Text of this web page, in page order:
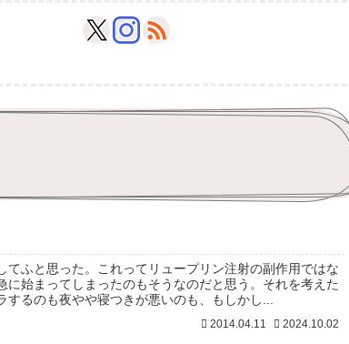
てふと思った。これってリュープリン注射の副作用ではな
に始まってしまったのもそうなのだと思う。それを考えた
るのも夜やや寝つきが悪いのも、もしかし...
2014.04.11 2024.10.02